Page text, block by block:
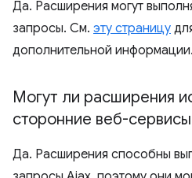
Да. Расширения могут
запросы. См. эту страницу
дополнительной информации.
Могут ли расширения
сторонние веб-
Да. Расширения способны